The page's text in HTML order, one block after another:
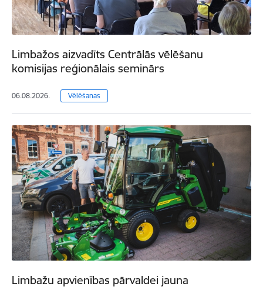
Limbažos aizvadīts Centrālās vēlēšanu
komisijas reģionālais seminārs
06.08.2026. Vēlēšanas
Limbažu apvienības pārvaldei jauna